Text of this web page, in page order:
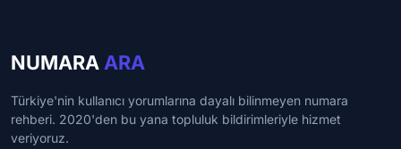
NUMARA ARA
Türkiye'nin kullanıcı yorumlarına dayalı bilinmeyen numara
rehberi. 2020'den bu yana topluluk bildirimleriyle hizmet
veriyoruz.